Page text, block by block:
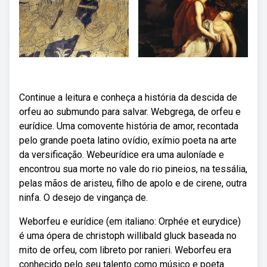
Continue a leitura e conheça a história da descida de
orfeu ao submundo para salvar. Webgrega, de orfeu e
eurídice. Uma comovente história de amor, recontada
pelo grande poeta latino ovídio, exímio poeta na arte
da versificação. Webeurídice era uma auloníade e
encontrou sua morte no vale do rio pineios, na tessália,
pelas mãos de aristeu, filho de apolo e de cirene, outra
ninfa. O desejo de vingança de.
Weborfeu e eurídice (em italiano: Orphée et eurydice)
é uma ópera de christoph willibald gluck baseada no
mito de orfeu, com libreto por ranieri. Weborfeu era
conhecido pelo seu talento como músico e poeta.